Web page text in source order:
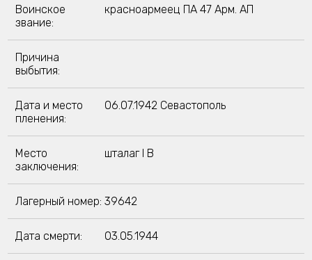
Воинское
звание:
красноармеец ПА 47 Арм. АП
Причина
выбытия:
Дата и место
пленения:
06.07.1942 Севастополь
Место
заключения:
шталаг I B
Лагерный номер: 39642
Дата смерти: 03.05.1944